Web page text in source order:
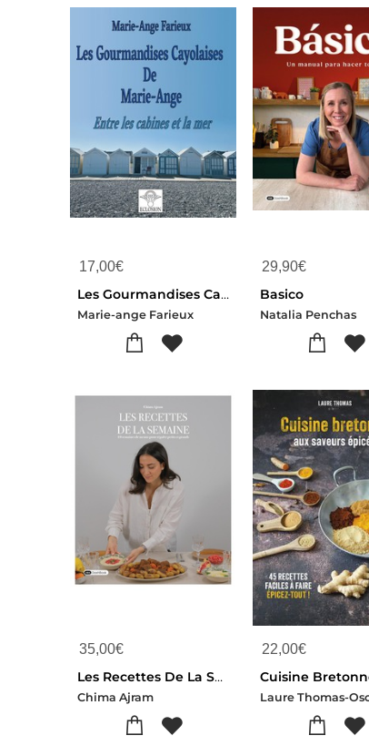
17,00€
Les Gourmandises Cayolaises De Marie-ange : Entre Les Cabines Et La Mer
Marie-ange Farieux
29,90€
Basico
Natalia Penchas
35,00€
Les Recettes De La Semaine : 10 Semaines De Menus Pour Regaler Petits Et Grands
Chima Ajram
22,00€